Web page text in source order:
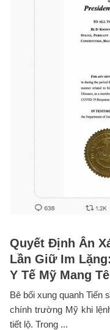
Quyết Định Ân
Lần Giữ Im
Y Tế Mỹ Mang
Bê bối xung quanh Tiến
chính trường Mỹ khi
tiết lộ. Trong ...